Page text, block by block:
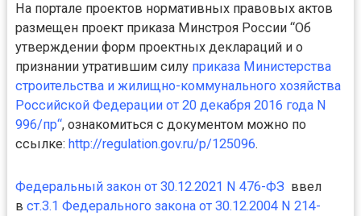
На портале проектов нормативных правовых актов
размещен проект приказа Минстроя России “Об
утверждении форм проектных деклараций и о
признании утратившим силу приказа Министерства
строительства и жилищно-коммунального хозяйства
Российской Федерации от 20 декабря 2016 года N
996/пр“, ознакомиться с документом можно по
ссылке: http://regulation.gov.ru/p/125096.
Федеральный закон от 30.12.2021 N 476-ФЗввел
в ст.3.1 Федерального закона от 30.12.2004 N 214-